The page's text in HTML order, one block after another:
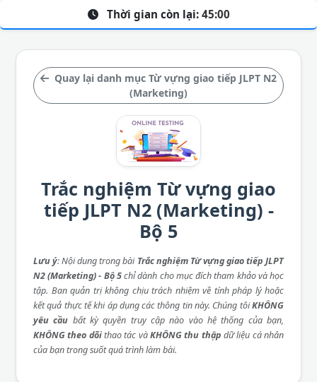
Quay lại danh mục Từ vựng giao tiếp JLPT N2
(Marketing)
Trắc nghiệm Từ vựng giao
tiếp JLPT N2 (Marketing) -
Bộ 5
Lưu ý: Nội dung trong bài Trắc nghiệm Từ vựng giao tiếp JLPT
N2 (Marketing) - Bộ 5chỉ dành cho mục đích tham khảo và học
tập. Ban quản trị không chịu trách nhiệm về tính pháp lý hoặc
kết quả thực tế khi áp dụng các thông tin này. Chúng tôiKHÔNG
yêu cầu bất kỳ quyền truy cập nào vào hệ thống của bạn,
KHÔNG theo dõithao tác vàKHÔNG thu thập dữ liệu cá nhân
của bạn trong suốt quá trình làm bài.
Thời gian còn lại: 45:00